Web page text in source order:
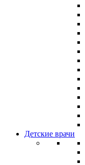
Детские врачи